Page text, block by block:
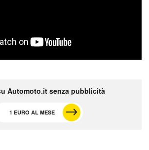
Automoto.it senza pubblicità
1 EURO AL MESE